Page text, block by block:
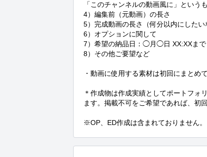
「このチャンネルの動画風に」という
4）編集前（元動画）の長さ
5）完成動画の長さ（何分以内にしたい
6）オプションに関して
7）希望の納品日：◯月◯日 XX:XXまで
8）その他ご要望など
・動画に使用する素材は初回にまとめ
＊作成物は作成実績としてポートフォ
ます。掲載不可をご希望であれば、初
※OP、ED作成は含まれておりません。